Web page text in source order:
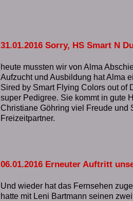
31.01.2016 Sorry, HS Smart N
heute mussten wir von Alma
Aufzucht und Ausbildung hat Alma
Sired by Smart Flying Colors out of
super Pedigree. Sie kommt in gute
Christiane Göhring viel Freude und
Freizeitpartner.
06.01.2016 Erneuter Auftritt
Und wieder hat das Fernsehen
hatte mit Leni Bartmann seinen